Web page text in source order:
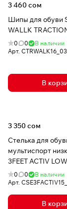
3 460 сом
Шипы для обуви
WALLK
0 0
В наличии
Арт. CTRWALK16_03
В
3 350 сом
Стелька для
мультиспорт
3FEET ACTIV LOW
0 0
В наличии
Арт.
В